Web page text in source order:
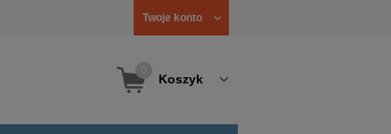
Twoje konto
Koszyk